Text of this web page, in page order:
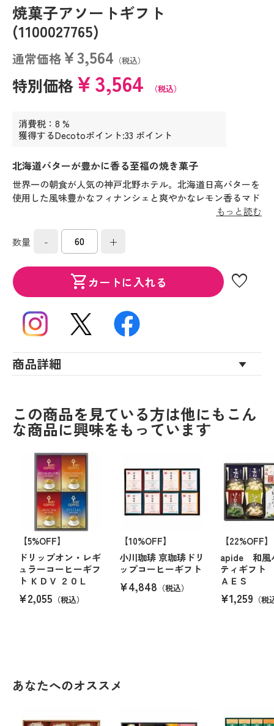
焼菓子アソートギフト
(1100027765)
通常価格￥3,564 （税込）
特別価格￥3,564 （税込）
消費税：8 %
獲得するDecotoポイント:33 ポイント
北海道バターが豊かに香る至福の焼き菓子
世界一の朝食が人気の神戸北野ホテル。北海道日高バターを
使用した風味豊かなフィナンシェと爽やかなレモン香るマド
レーヌ、メレンゲをたっぷり含ませた軽い食感が特徴のラン
す。
もっと読む
数量 - +
shopping_cartカートに入れる favorite
商品詳細
この商品を見ている方は他にもこん
な商品に興味をもっています
【5%OFF】
ドリップオン・レギ
ュラーコーヒーギフ
ト ＫＤＶ ２０Ｌ
¥2,055 （税込）
【10%OFF】
小川珈琲 京珈琲ドリ
ップコーヒーギフト
¥4,848 （税込）
【22%OFF】
apide 和風
ティギフ
ＡＥＳ
¥1,259 （税
あなたへのオススメ